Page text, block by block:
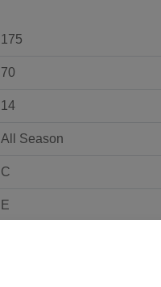
175
70
14
All Season
C
E